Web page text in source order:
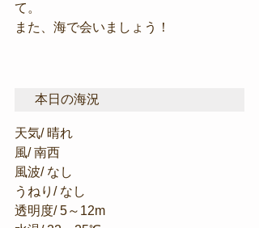
て。
また、海で会いましょう！
本日の海況
天気/ 晴れ
風/ 南西
風波/ なし
うねり/ なし
透明度/ 5～12m